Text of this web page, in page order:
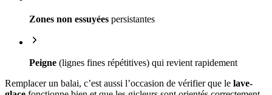
Zones non essuyées persistantes
Peigne (lignes fines répétitives) qui revient rapidement
Remplacer un balai, c’est aussi l’occasion de vérifier que le lave-